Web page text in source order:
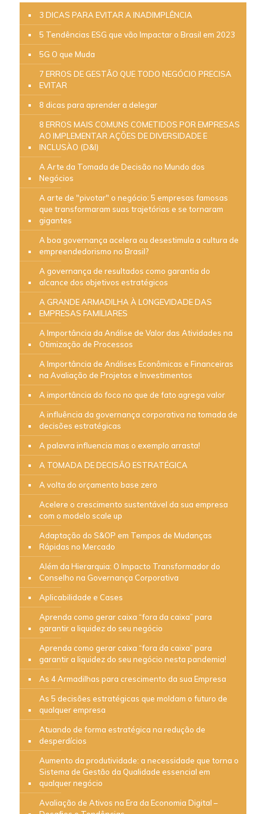
3 DICAS PARA EVITAR A INADIMPLÊNCIA
5 Tendências ESG que vão Impactar o Brasil em 2023
5G O que Muda
7 ERROS DE GESTÃO QUE TODO NEGÓCIO PRECISA
EVITAR
8 dicas para aprender a delegar
8 ERROS MAIS COMUNS COMETIDOS POR EMPRESAS
AO IMPLEMENTAR AÇÕES DE DIVERSIDADE E
INCLUSÀO (D&I)
A Arte da Tomada de Decisão no Mundo dos
Negócios
A arte de "pivotar" o negócio: 5 empresas famosas
que transformaram suas trajetórias e se tornaram
gigantes
A boa governança acelera ou desestimula a cultura de
empreendedorismo no Brasil?
A governança de resultados como garantia do
alcance dos objetivos estratégicos
A GRANDE ARMADILHA À LONGEVIDADE DAS
EMPRESAS FAMILIARES
A Importância da Análise de Valor das Atividades na
Otimização de Processos
A Importância de Análises Econômicas e Financeiras
na Avaliação de Projetos e Investimentos
A importância do foco no que de fato agrega valor
A influência da governança corporativa na tomada de
decisões estratégicas
A palavra influencia mas o exemplo arrasta!
A TOMADA DE DECISÃO ESTRATÉGICA
A volta do orçamento base zero
Acelere o crescimento sustentável da sua empresa
com o modelo scale up
Adaptação do S&OP em Tempos de Mudanças
Rápidas no Mercado
Além da Hierarquia: O Impacto Transformador do
Conselho na Governança Corporativa
Aplicabilidade e Cases
Aprenda como gerar caixa “fora da caixa” para
garantir a liquidez do seu negócio
Aprenda como gerar caixa “fora da caixa” para
garantir a liquidez do seu negócio nesta pandemia!
As 4 Armadilhas para crescimento da sua Empresa
As 5 decisões estratégicas que moldam o futuro de
qualquer empresa
Atuando de forma estratégica na redução de
desperdícios
Aumento da produtividade: a necessidade que torna o
Sistema de Gestão da Qualidade essencial em
qualquer negócio
Avaliação de Ativos na Era da Economia Digital –